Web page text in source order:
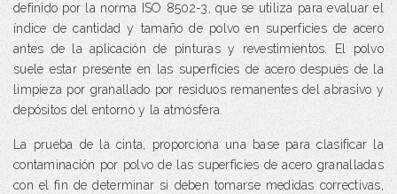
definido por la norma ISO 8502-3, que se utiliza para evaluar el
índice de cantidad y tamaño de polvo en superficies de acero
antes de la aplicación de pinturas y revestimientos. El polvo
suele estar presente en las superficies de acero después de la
limpieza por granallado por residuos remanentes del abrasivo y
depósitos del entorno y la atmósfera.
La prueba de la cinta, proporciona una base para clasificar la
contaminación por polvo de las superficies de acero granalladas
con el fin de determinar si deben tomarse medidas correctivas,